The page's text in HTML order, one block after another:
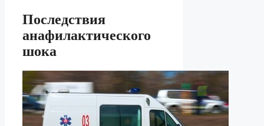
Последствия
анафилактического
шока